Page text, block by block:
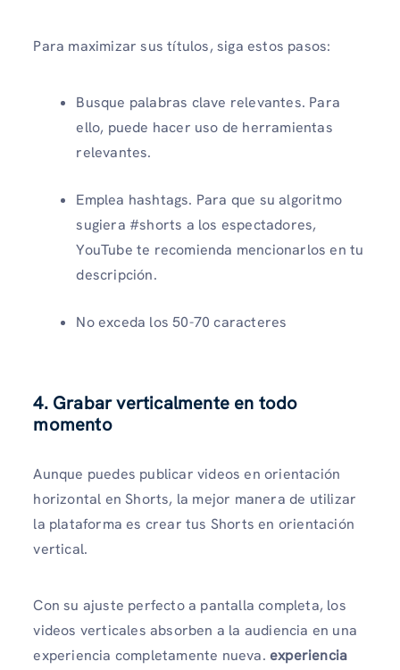
Para maximizar sus títulos, siga estos pasos:
Busque palabras clave relevantes. Para
ello, puede hacer uso de herramientas
relevantes.
Emplea hashtags. Para que su algoritmo
sugiera #shorts a los espectadores,
YouTube te recomienda mencionarlos en tu
descripción.
No exceda los 50-70 caracteres
4. Grabar verticalmente en todo
momento
Aunque puedes publicar videos en orientación
horizontal en Shorts, la mejor manera de utilizar
la plataforma es crear tus Shorts en orientación
vertical.
Con su ajuste perfecto a pantalla completa, los
videos verticales absorben a la audiencia en una
experiencia completamente nueva. experiencia